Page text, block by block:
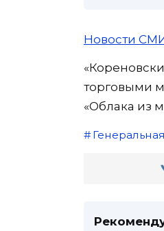
Новости
торговыми
«Облака из